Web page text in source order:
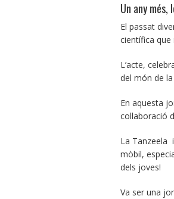
Un any més,
El passat
científica que
L’acte,
del món de
En aquesta
col·laboració
La Tanzeela
mòbil,
dels joves!
Va ser una